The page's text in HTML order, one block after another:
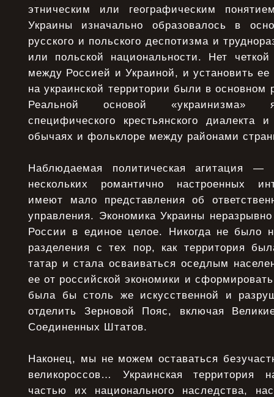
этническим или географическим
Украины изначально образовалось в
русского и польского деспотизма и
или польской национальности. Нет
между Россией и Украиной, и установить ее
на украинской территории были в основном
Реальной основой «украинизма»
специфического крестьянского диалекта
обычаях и фольклоре между районами
Наблюдаемая политическая агитация
нескольких романтично настроенных
имеют мало представления об
управления. Экономика Украины
России в единое целое. Никогда не было
разделения с тех пор, как территория
татар и стала осваиваться оседлым
ее от российской экономики и
была бы столь же искусственной и
отделить Зерновой Пояс, включая
Соединенных Штатов.
Наконец, мы не можем оставаться
великороссов… Украинская территория
частью их национального наследства,